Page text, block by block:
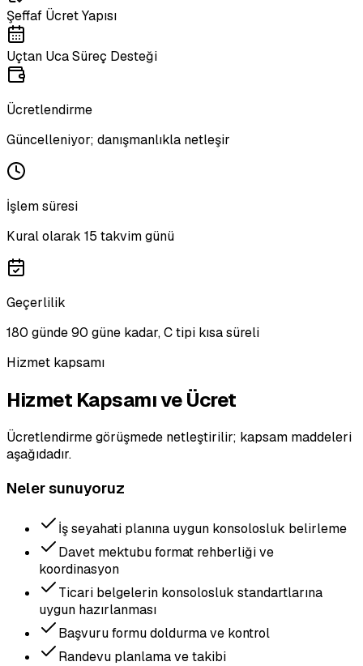
Şeffaf Ücret Yapısı
Uçtan Uca Süreç Desteği
Ücretlendirme
Güncelleniyor; danışmanlıkla netleşir
İşlem süresi
Kural olarak 15 takvim günü
Geçerlilik
180 günde 90 güne kadar, C tipi kısa süreli
Hizmet kapsamı
Hizmet Kapsamı ve Ücret
Ücretlendirme görüşmede netleştirilir; kapsam maddeleri
aşağıdadır.
Neler sunuyoruz
İş seyahati planına uygun konsolosluk belirleme
Davet mektubu format rehberliği ve
koordinasyon
Ticari belgelerin konsolosluk standartlarına
uygun hazırlanması
Başvuru formu doldurma ve kontrol
Randevu planlama ve takibi